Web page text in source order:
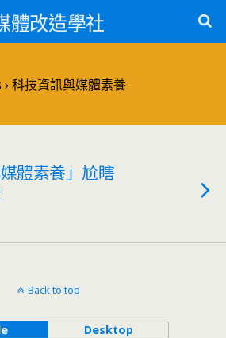
體改造學社
科技資訊與媒體素養
體素養」尬瞎
Back to top
Desktop